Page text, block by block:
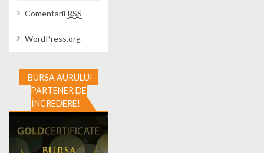
Comentarii RSS
WordPress.org
BURSA AURULUI -
PARTENER DE
ÎNCREDERE!